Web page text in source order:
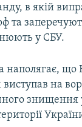
в якій
та
у СБУ.
наполягає, що
на
знищення